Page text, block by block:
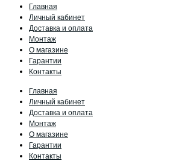
Главная
Личный кабинет
Доставка и оплата
Монтаж
О магазине
Гарантии
Контакты
Главная
Личный кабинет
Доставка и оплата
Монтаж
О магазине
Гарантии
Контакты